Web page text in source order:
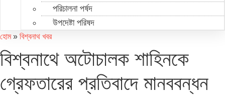
পরিচালনা পর্ষদ
উপদেষ্টা পরিষদ
হোম» বিশ্বনাথ খবর
বিশ্বনাথে অটোচালক শাহিনকে
গ্রেফতারের প্রতিবাদে মানববন্ধন